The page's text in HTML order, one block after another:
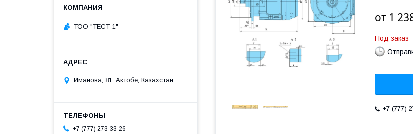
от 1
Под заказ
+7 (777)
ТОО "ТЕСТ-1"
Иманова, 81, Актобе, Казахстан
+7 (777) 273-33-26